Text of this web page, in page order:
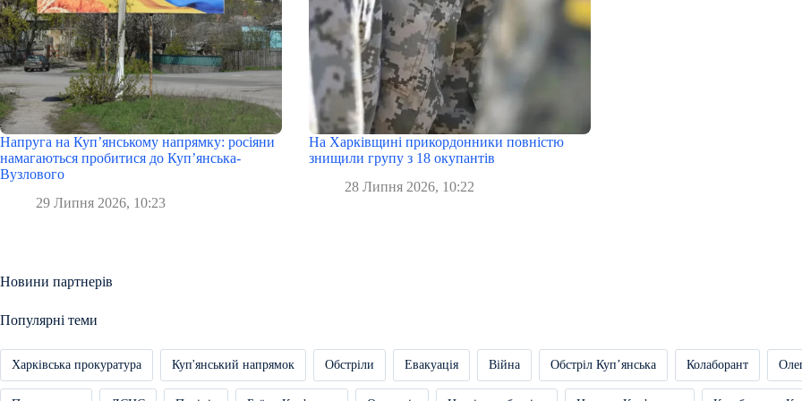
Напруга на Куп’янському напрямку: росіяни
намагаються пробитися до Куп’янська-
Вузлового
29 Липня 2026, 10:23
На Харківщині прикордонники повністю
знищили групу з 18 окупантів
28 Липня 2026, 10:22
Новини партнерів
Популярні теми
Харківська прокуратура Куп'янський напрямок Обстріли Евакуація Війна Обстріл Купʼянська Колаборант